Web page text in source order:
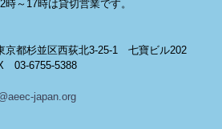
時～17時は貸切営業です。
都杉並区西荻北3-25-1 七寶ビル202
03-6755-5388
japan.org